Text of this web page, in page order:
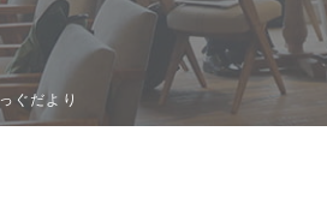
ぐだより